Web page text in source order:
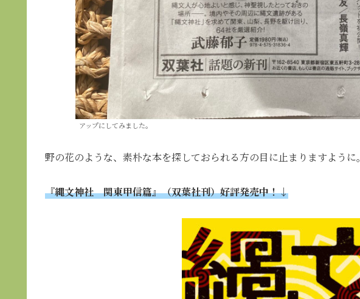
アップにしてみました。
野の花のような、素朴な本を探しておられる方の目に止まりますように。
『縄文神社 関東甲信篇』（双葉社刊）好評発売中！↓